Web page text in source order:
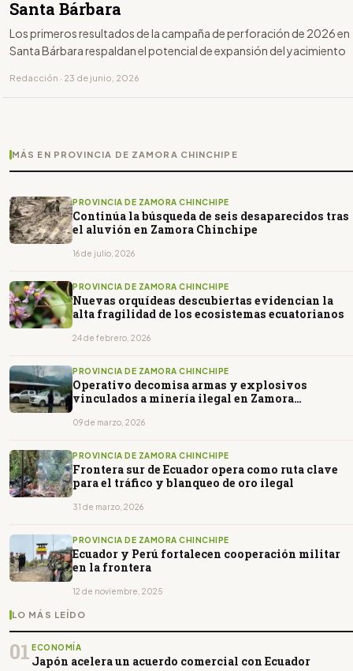
Santa Bárbara
Los primeros resultados de la campaña de perforación de 2026 en
Santa Bárbara respaldan el potencial de expansión del yacimiento
Redacción · 23 de junio, 2026
MÁS EN PROVINCIA DE ZAMORA CHINCHIPE
PROVINCIA DE ZAMORA CHINCHIPE
Continúa la búsqueda de seis desaparecidos tras
el aluvión en Zamora Chinchipe
16 de julio, 2026
PROVINCIA DE ZAMORA CHINCHIPE
Nuevas orquídeas descubiertas evidencian la
alta fragilidad de los ecosistemas ecuatorianos
24 de febrero, 2026
PROVINCIA DE ZAMORA CHINCHIPE
Operativo decomisa armas y explosivos
vinculados a minería ilegal en Zamora
09 de marzo, 2026
PROVINCIA DE ZAMORA CHINCHIPE
Frontera sur de Ecuador opera como ruta clave
para el tráfico y blanqueo de oro ilegal
31 de marzo, 2026
PROVINCIA DE ZAMORA CHINCHIPE
Ecuador y Perú fortalecen cooperación militar
en la frontera
12 de noviembre, 2025
LO MÁS LEÍDO
01 ECONOMÍA
Japón acelera un acuerdo comercial con Ecuador